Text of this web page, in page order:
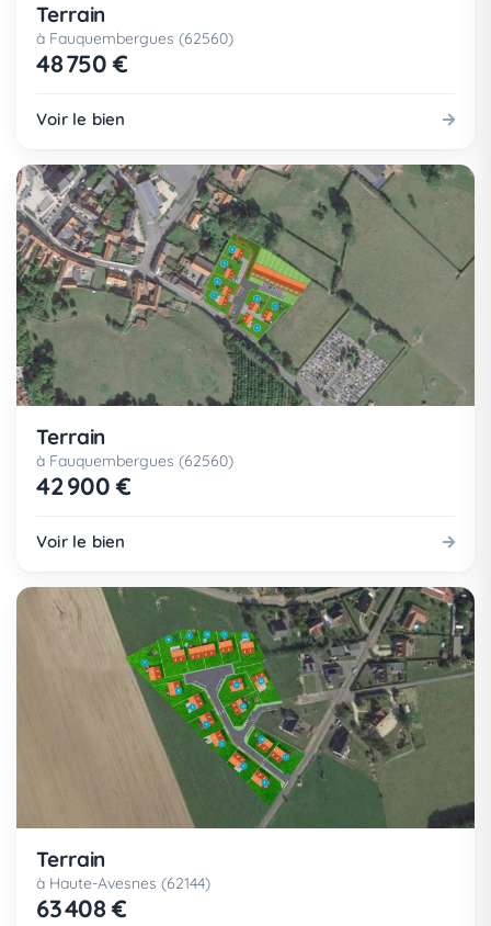
Terrain
à Fauquembergues (62560)
48 750 €
Voir le bien
Terrain
à Fauquembergues (62560)
42 900 €
Voir le bien
Terrain
à Haute-Avesnes (62144)
63 408 €